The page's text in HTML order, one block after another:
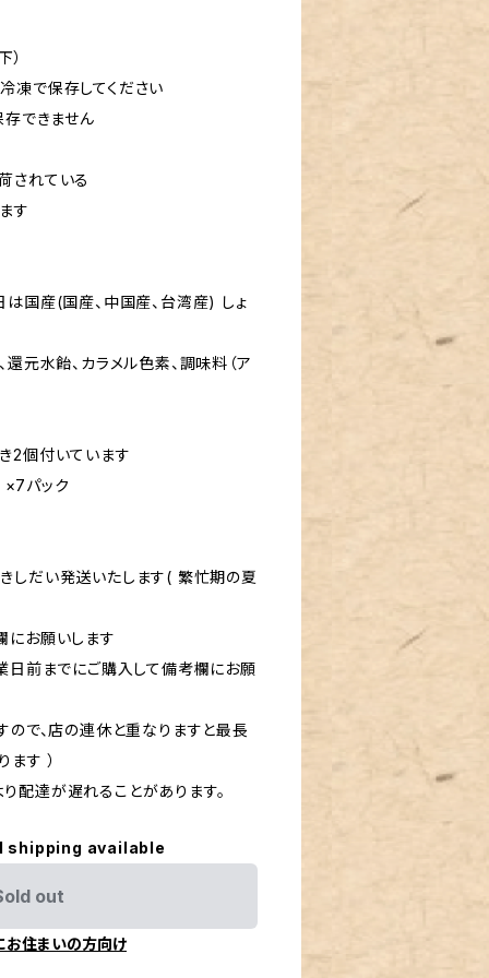
で保存してください
できません
されている
す
国産(国産、中国産、台湾産) しょ
還元水飴、カラメル色素、調味料（ア
2個付いています
パック
しだい発送いたします( 繁忙期の夏
にお願いします
日前までにご購入して備考欄にお願
ので、店の連休と重なりますと最長
す ）
達が遅れることがあります。
shipping available
out
お住まいの方向け